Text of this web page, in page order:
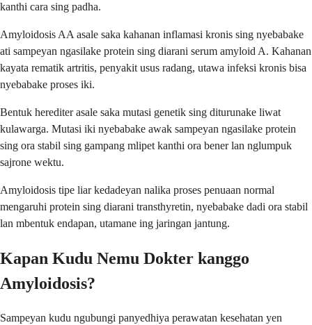
kanthi cara sing padha.
Amyloidosis AA asale saka kahanan inflamasi kronis sing nyebabake
ati sampeyan ngasilake protein sing diarani serum amyloid A. Kahanan
kayata rematik artritis, penyakit usus radang, utawa infeksi kronis bisa
nyebabake proses iki.
Bentuk herediter asale saka mutasi genetik sing diturunake liwat
kulawarga. Mutasi iki nyebabake awak sampeyan ngasilake protein
sing ora stabil sing gampang mlipet kanthi ora bener lan nglumpuk
sajrone wektu.
Amyloidosis tipe liar kedadeyan nalika proses penuaan normal
mengaruhi protein sing diarani transthyretin, nyebabake dadi ora stabil
lan mbentuk endapan, utamane ing jaringan jantung.
Kapan Kudu Nemu Dokter kanggo
Amyloidosis?
Sampeyan kudu ngubungi panyedhiya perawatan kesehatan yen